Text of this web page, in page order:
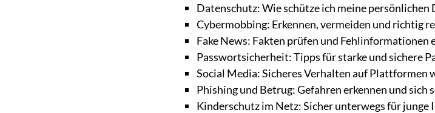
Datenschutz: Wie schütze ich meine persönlichen
Cybermobbing: Erkennen, vermeiden und richtig
Fake News: Fakten prüfen und Fehlinformationen
Passwortsicherheit: Tipps für starke und sichere
Social Media: Sicheres Verhalten auf Plattformen
Phishing und Betrug: Gefahren erkennen und sich
Kinderschutz im Netz: Sicher unterwegs für junge